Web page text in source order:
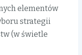
elementów
strategii
(w świetle